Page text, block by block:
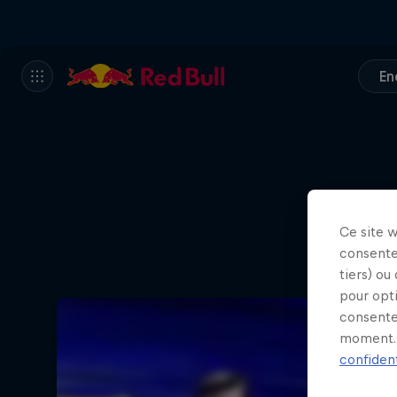
Ce site
tiers) ou
pour